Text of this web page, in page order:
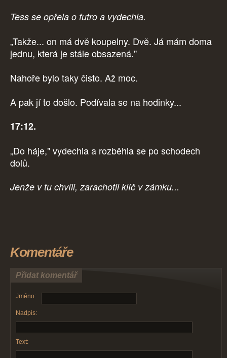
Tess se opřela o futro a vydechla.
„Takže... on má dvě koupelny. Dvě. Já mám doma
jednu, která je stále obsazená."
Nahoře bylo taky čisto. Až moc.
A pak jí to došlo. Podívala se na hodinky...
17:12.
„Do háje," vydechla a rozběhla se po schodech
dolů.
Jenže v tu chvíli, zarachotil klíč v zámku...
Komentáře
Přidat komentář
Jméno:
Nadpis:
Text: